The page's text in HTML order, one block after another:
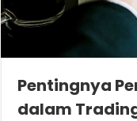
Pentingnya
dalam